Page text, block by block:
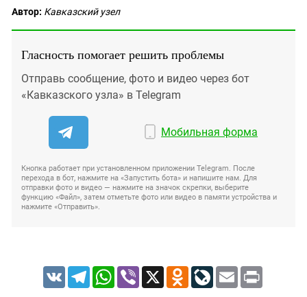
Автор: Кавказский узел
Гласность помогает решить проблемы
Отправь сообщение, фото и видео через бот
«Кавказского узла» в Telegram
Мобильная форма
Кнопка работает при установленном приложении Telegram. После
перехода в бот, нажмите на «Запустить бота» и напишите нам. Для
отправки фото и видео — нажмите на значок скрепки, выберите
функцию «Файл», затем отметьте фото или видео в памяти устройства и
нажмите «Отправить».
VK TelegramWhatsApp
Viber X Odnoklassniki
LiveJournal
Email Print